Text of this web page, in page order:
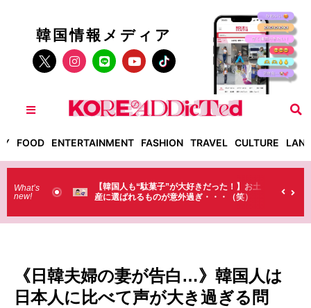
韓国情報メディア
FOOD ENTERTAINMENT FASHION TRAVEL CULTURE
What’s
new!
国人も“駄菓子”が大好きだった！】お土
選ばれるものが意外過ぎ・・・（笑）
【そんなものまで買ってい
ラストで韓国人が買うもの
《日韓夫婦の妻が告白…》韓国人は
日本人に比べて声が大き過ぎる問